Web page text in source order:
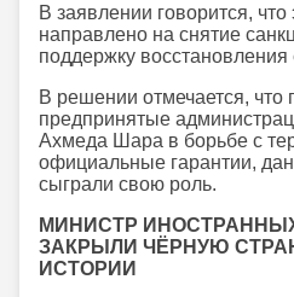
В заявлении говорится,
направлено на снятие
поддержку восстановления
В решении отмечается,
предпринятые
Ахмеда Шара в борьбе с
официальные гарантии,
сыграли свою роль.
МИНИСТР
ЗАКРЫЛИ ЧЁРНУЮ
ИСТОРИИ